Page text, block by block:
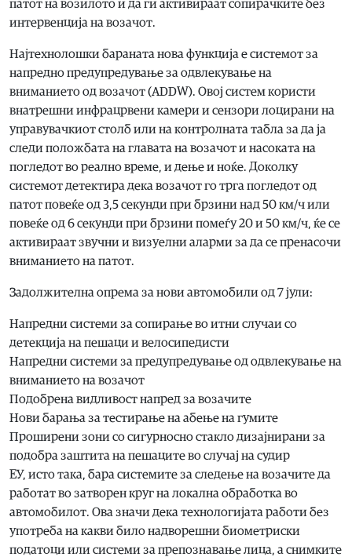
патот на возилото и да ги активираат сопирачките без
интервенција на возачот.
Најтехнолошки бараната нова функција е системот за
напредно предупредување за одвлекување на
вниманието од возачот (ADDW). Овој систем користи
внатрешни инфрацрвени камери и сензори лоцирани на
управувачкиот столб или на контролната табла за да ја
следи положбата на главата на возачот и насоката на
погледот во реално време, и дење и ноќе. Доколку
системот детектира дека возачот го трга погледот од
патот повеќе од 3,5 секунди при брзини над 50 км/ч или
повеќе од 6 секунди при брзини помеѓу 20 и 50 км/ч, ќе се
активираат звучни и визуелни аларми за да се пренасочи
вниманието на патот.
Задолжителна опрема за нови автомобили од 7 јули:
Напредни системи за сопирање во итни случаи со
детекција на пешаци и велосипедисти
Напредни системи за предупредување од одвлекување на
вниманието на возачот
Подобрена видливост напред за возачите
Нови барања за тестирање на абење на гумите
Проширени зони со сигурносно стакло дизајнирани за
подобра заштита на пешаците во случај на судир
ЕУ, исто така, бара системите за следење на возачите да
работат во затворен круг на локална обработка во
автомобилот. Ова значи дека технологијата работи без
употреба на какви било надворешни биометриски
податоци или системи за препознавање лица, а снимките